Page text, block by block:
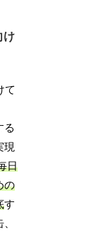
け
る
現
日
の
す